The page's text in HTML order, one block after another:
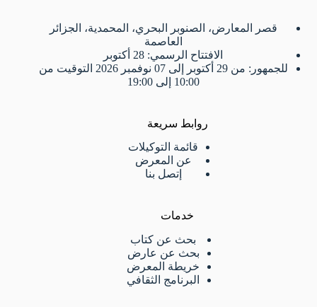
قصر المعارض، الصنوبر البحري، المحمدية، الجزائر
العاصمة
الافتتاح الرسمي: 28 أكتوبر
للجمهور: من 29 أكتوبر إلى 07 نوفمبر 2026 التوقيت من
10:00 إلى 19:00
روابط سريعة
قائمة التوكيلات
عن المعرض
إتصل بنا
خدمات
بحث عن كتاب
بحث عن عارض
خريطة المعرض
البرنامج الثقافي